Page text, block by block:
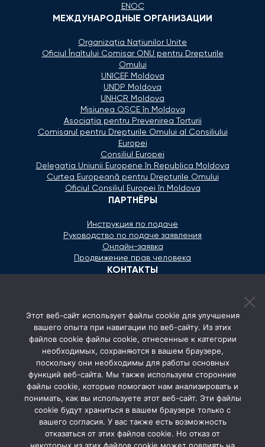
ENOC
МЕЖДУНАРОДНЫЕ ОРГАНИЗАЦИИ
Organizaţia Naţiunilor Unite
Oficiul Înaltului Comisar ONU pentru Drepturile
Omului
UNICEF Moldova
UNDP Moldova
UNHCR Moldova
Misiunea OSCE în Moldova
Asociaţia pentru Prevenirea Torturii
Comisarul pentru Drepturile Omului al Consiliului
Europei
Consiliul Europei
Delegaţia Uniunii Europene în Republica Moldova
Curtea Europeană pentru Drepturile Omului
Oficiul Consiliul Europei în Moldova
ПАРТНЁРЫ
Инструкция по подаче
Руководство по подаче заявления
Онлайн-заявка
Продвижение прав человека
КОНТАКТЫ
secretariat@ombudsman.md
Улица Каля Ешилор 11/3, Кишинёв
Понедельник - Пятница: 08:00 - 17:00
СОЦ. СЕТИ
Этот веб-сайт использует файлы cookie для улучшения
вашего опыта при навигации по веб-сайту. Из этих
файлов cookie файлы cookie, отнесенные к категории
необходимых, сохраняются в вашем браузере,
поскольку они необходимы для работы основных
функций веб-сайта. Мы также используем сторонние
файлы cookie, которые помогают нам анализировать и
понимать, как вы используете этот веб-сайт. Эти файлы
cookie будут храниться в вашем браузере только с
вашего согласия. У вас также есть возможность
отказаться от этих файлов cookie. Но отказ от